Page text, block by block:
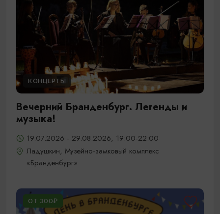
КОНЦЕРТЫ
Вечерний Бранденбург. Легенды и
музыка!
19.07.2026 - 29.08.2026, 19:00-22:00
Ладушкин, Музейно-замковый комплекс
«Бранденбург»
ОТ 300₽